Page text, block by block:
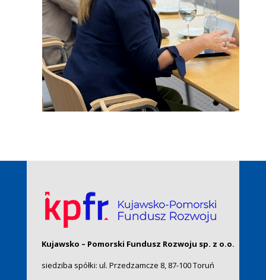
Kujawsko – Pomorski Fundusz Rozwoju sp. z o.o.
siedziba spółki: ul. Przedzamcze 8, 87-100 Toruń